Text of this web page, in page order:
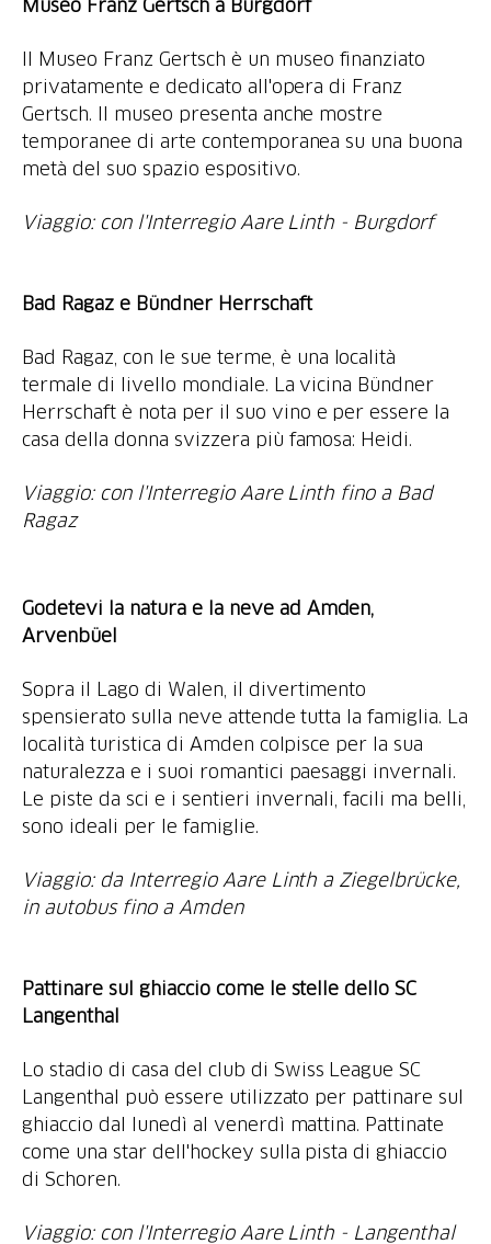
Museo Franz Gertsch a Burgdorf
Il Museo Franz Gertsch è un museo finanziato
privatamente e dedicato all'opera di Franz
Gertsch. Il museo presenta anche mostre
temporanee di arte contemporanea su una buona
metà del suo spazio espositivo.
Viaggio: con l'Interregio Aare Linth - Burgdorf
Bad Ragaz e Bündner Herrschaft
Bad Ragaz, con le sue terme, è una località
termale di livello mondiale. La vicina Bündner
Herrschaft è nota per il suo vino e per essere la
casa della donna svizzera più famosa: Heidi.
Viaggio: con l'Interregio Aare Linth fino a Bad
Ragaz
Godetevi la natura e la neve ad Amden,
Arvenbüel
Sopra il Lago di Walen, il divertimento
spensierato sulla neve attende tutta la famiglia. La
località turistica di Amden colpisce per la sua
naturalezza e i suoi romantici paesaggi invernali.
Le piste da sci e i sentieri invernali, facili ma belli,
sono ideali per le famiglie.
Viaggio: da Interregio Aare Linth a Ziegelbrücke,
in autobus fino a Amden
Pattinare sul ghiaccio come le stelle dello SC
Langenthal
Lo stadio di casa del club di Swiss League SC
Langenthal può essere utilizzato per pattinare sul
ghiaccio dal lunedì al venerdì mattina. Pattinate
come una star dell'hockey sulla pista di ghiaccio
di Schoren.
Viaggio: con l'Interregio Aare Linth - Langenthal